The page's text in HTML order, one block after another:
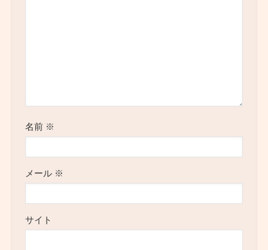
名前 ※
メール ※
サイト